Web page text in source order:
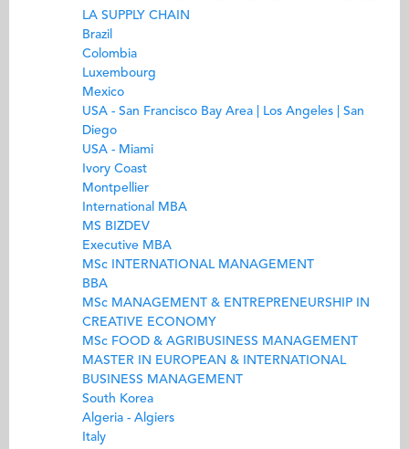
LA SUPPLY CHAIN
Brazil
Colombia
Luxembourg
Mexico
USA - San Francisco Bay Area | Los Angeles | San
Diego
USA - Miami
Ivory Coast
Montpellier
International MBA
MS BIZDEV
Executive MBA
MSc INTERNATIONAL MANAGEMENT
BBA
MSc MANAGEMENT & ENTREPRENEURSHIP IN
CREATIVE ECONOMY
MSc FOOD & AGRIBUSINESS MANAGEMENT
MASTER IN EUROPEAN & INTERNATIONAL
BUSINESS MANAGEMENT
South Korea
Algeria - Algiers
Italy